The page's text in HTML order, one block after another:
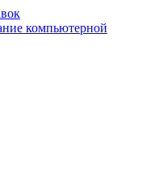
компьютерной